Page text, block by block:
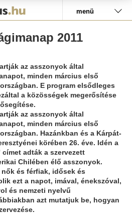
menü
2011
az asszonyok által
minden március első
E program elsődleges
a közösségek megerősítése
az asszonyok által
minden március első
Hazánkban és a Kárpát-
körében 26. éve. Idén a
címet adták a szervezett
Chilében élő asszonyok.
és férfiak, idősek és
ezt a napot, imával, énekszóval,
és nemzeti nyelvű
azt mutatjuk be, hogyan